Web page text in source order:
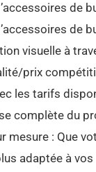
de
de
visuelle à
prix
les tarifs
complète du
mesure : Que
adaptée à